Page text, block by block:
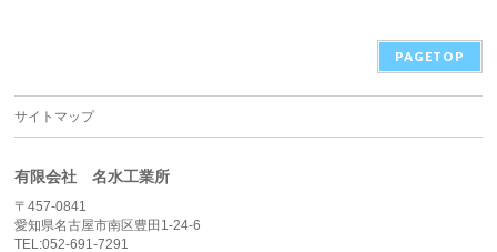
PAGETOP
サイトマップ
有限会社 名水工業所
〒457-0841
愛知県名古屋市南区豊田1-24-6
TEL:052-691-7291